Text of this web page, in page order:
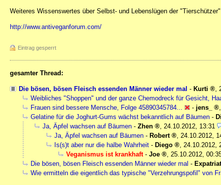
Weiteres Wissenswertes über Selbst- und Lebenslügen der
http://www.antiveganforum.com/
Eintrag gesperrt
gesamter Thread:
Die bösen, bösen Fleisch essenden Männer wieder mal - Kurti ,
Weibliches "Shoppen" und der ganze Chemodreck für Gesicht,
Frauen sind bessere Mensche, Folge 45890345784...
- jens_
Gelatine für die Joghurt-Gums wächst bekanntlich auf Bäumen -
Ja, Äpfel wachsen auf Bäumen - Zhen , 24.10.2012, 13:31
Ja, Äpfel wachsen auf Bäumen - Robert , 24.10.2012,
Is(s)t aber nur die halbe Wahrheit - Diego , 24.10.2012,
Veganismus ist krankhaft- Joe , 25.10.2012,
Die bösen, bösen Fleisch essenden Männer wieder mal -
Wie ermitteln die eigentlich das typische "Verzehrungspofil" von